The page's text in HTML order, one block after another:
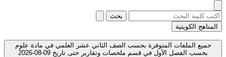
بحث
المناهج الكويتية
جميع الملفات المتوفرة بحسب الصف الثاني عشر العلمي في مادة علوم
بحسب الفصل الأول في قسم ملخصات وتقارير حتى تاريخ 09-08-2026